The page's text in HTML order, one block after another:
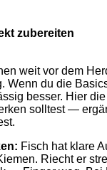
zubereiten
weit vor dem
Wenn du die
besser. Hier
solltest —
Fisch hat klare
Riecht er